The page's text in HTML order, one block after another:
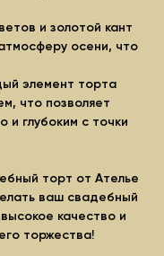
и золотой кант
осени, что
элемент торта
что позволяет
и глубоким с точки
торт от Ателье
ваш свадебный
качество и
торжества!